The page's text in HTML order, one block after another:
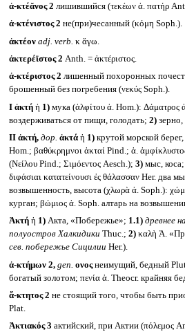
ἀ-κτέᾰνος 2 лишившийся (τεκέων ἀ. πατήρ
ἀ-κτένιστος 2 не(при)чесанный (κόμη Soph.).
ἀκτέον adj. verb. κ ἄγω.
ἀκτερέϊστος 2 Anth. = ἀκτέριστος.
ἀ-κτέριστος 2 лишенный похоронных
брошенный без погребения (νεκύς Soph.).
I ἀκτή ἡ 1)мука (ἀλφίτου ἀ. Hom.): Δάματρος
воздерживаться от пищи, голодать; 2)зерно,
II ἀκτή, дор. ἀκτάἡ 1)крутой морской берег,
Hom.; βαθύκρημνοι ἀκταί Pind.; ἀ.
(Νείλου Pind.; Σιμόεντος Aesch.); 3)мыс, коса;
διφάσιαι κατατείνουσι ἐς θάλασσαν Her. два
возвышенность, высота (χλωρὰ ἀ. Soph.):
курган; βώμιος ἀ. Soph. алтарь на
Ἀκτή ἡ 1)Акта, «Побережье»; 1.1) древнее
полуостров Халкидики Thuc.; 2)καλὴ Ἀ.
сев. побережье Сицилии Her.).
ἀ-κτήμων 2, gen. ονοςнеимущий, бедный
богатый золотом; πενία ἀ. Theocr. крайняя
ἄ-κτητος 2 не стоящий того, чтобы быть
Plat.
Ἀκτιακός 3 актийский, при Актии (πόλεμος